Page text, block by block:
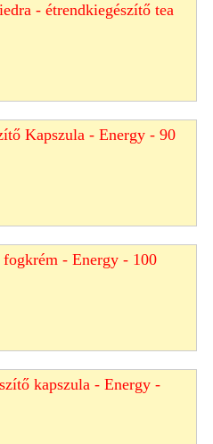
- étrendkiegészítő tea
Kapszula - Energy - 90
- Energy - 100
kapszula - Energy -